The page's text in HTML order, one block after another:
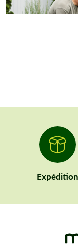
Expédition